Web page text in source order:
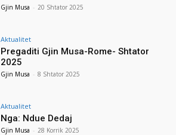
Gjin Musa - 20 Shtator 2025
Aktualitet
Pregaditi Gjin Musa-Rome- Shtator
2025
Gjin Musa - 8 Shtator 2025
Aktualitet
Nga: Ndue Dedaj
Gjin Musa - 28 Korrik 2025